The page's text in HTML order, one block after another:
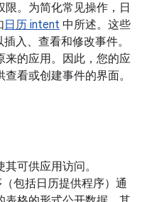
限。为简化常见操作，日
日历 intent 中所述。这些
入、查看和修改事件。
来的应用。因此，您的应
看或创建事件的界面。
可供应用访问。
包括日历提供程序）通